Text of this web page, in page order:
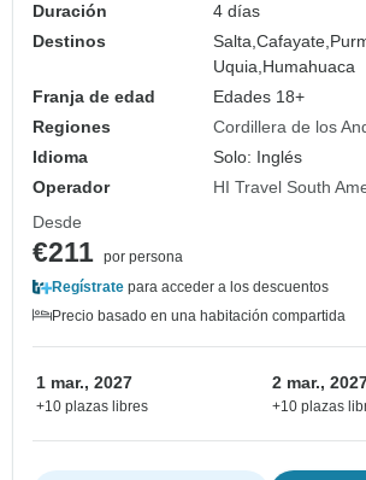
Duración
4 días
Destinos
Salta,Cafayate,
Uquia,Humahuaca
Franja de edad
Edades 18+
Regiones
Cordillera de los
Idioma
Solo: Inglés
Operador
HI Travel South
Desde
€211 por persona
Regístrate para acceder a los descuentos
Precio basado en una habitación compartida
1 mar., 2027
+10 plazas libres
2 mar.,
+10 plazas